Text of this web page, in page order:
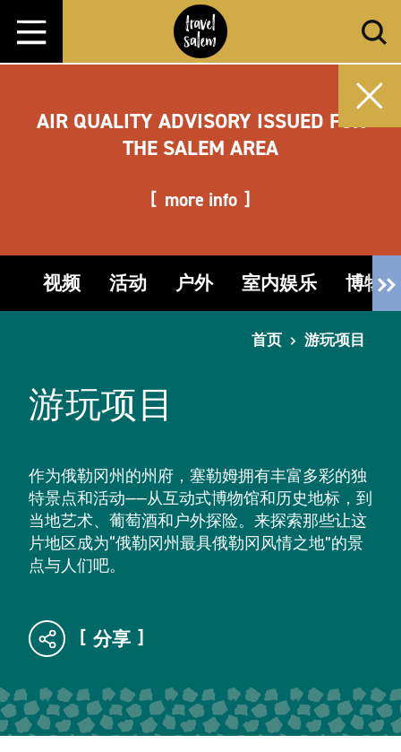
跳转至内容
AIR QUALITY ADVISORY ISSUED FOR
THE SALEM AREA
more info
视频 活动 户外 室内娱乐 博物
首页 游玩项目
游玩项目
作为俄勒冈州的州府，塞勒姆拥有丰富多彩的独
特景点和活动——从互动式博物馆和历史地标，到
当地艺术、葡萄酒和户外探险。来探索那些让这
片地区成为“俄勒冈州最具俄勒冈风情之地”的景
点与人们吧。
分享